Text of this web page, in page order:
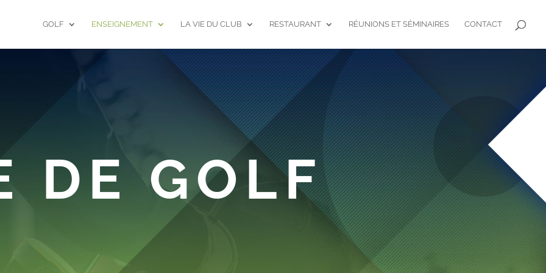
GOLF ENSEIGNEMENT LA VIE DU CLUB RESTAURANT RÉUNIONS ET SÉMINAIRES CONTACT
DE GOLF